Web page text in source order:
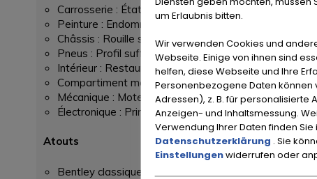
Carrosserie : État raisonnable, avec rayures et début
Peinture : Endommagée
Châssis : Rouille superficielle et salissures
Pneus : Profil suffisant mais anciens
Intérieur : Restauré avec traces d’usage – tapis en
Compartiment moteur : Propre – restauration
Mécanique : Moteur, boîte, embrayage, suspension
Électronique : Principales fonctions actives, mais
Atouts
Bentley classique avec allure d’origine et boîte
um Erlaubnis bitten.
Wir verwenden Cookies und
Webseite. Einige von ihnen sind
helfen, diese Webseite und Ihre
Personenbezogene Daten können
Adressen), z. B. für personalisierte
Anzeigen- und Inhaltsmessung.
Verwendung Ihrer Daten finden Sie
Datenschutzerklärung . Sie
Einstellungenwiderrufen oder